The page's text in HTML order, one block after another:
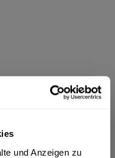
und Anzeigen zu